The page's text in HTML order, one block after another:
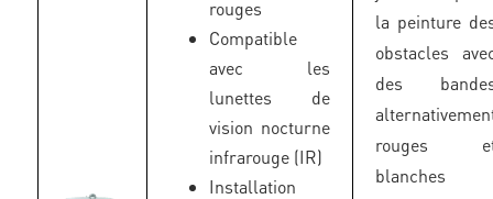
rouges
Compatible
avec les
lunettes de
vision nocturne
infrarouge (IR)
Installation
la peinture
obstacles
des
rouges
blanches